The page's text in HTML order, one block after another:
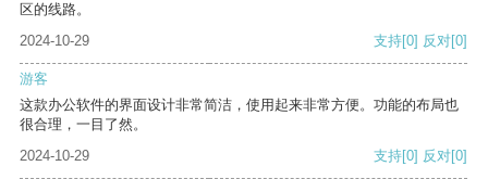
区的线路。
2024-10-29
支持[0] 反对[0]
游客
这款办公软件的界面设计非常简洁，使用起来非常方便。功能的布局也
很合理，一目了然。
2024-10-29
支持[0] 反对[0]